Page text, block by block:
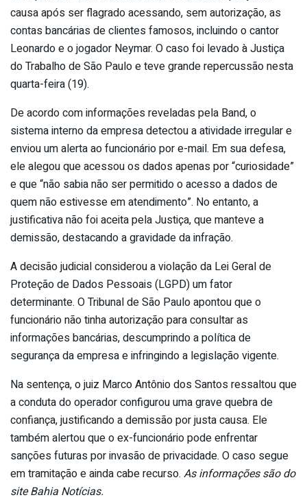
causa após ser flagrado acessando, sem autorização, as
contas bancárias de clientes famosos, incluindo o cantor
Leonardo e o jogador Neymar. O caso foi levado à Justiça
do Trabalho de São Paulo e teve grande repercussão nesta
quarta-feira (19).
De acordo com informações reveladas pela Band, o
sistema interno da empresa detectou a atividade irregular e
enviou um alerta ao funcionário por e-mail. Em sua defesa,
ele alegou que acessou os dados apenas por “curiosidade”
e que “não sabia não ser permitido o acesso a dados de
quem não estivesse em atendimento”. No entanto, a
justificativa não foi aceita pela Justiça, que manteve a
demissão, destacando a gravidade da infração.
A decisão judicial considerou a violação da Lei Geral de
Proteção de Dados Pessoais (LGPD) um fator
determinante. O Tribunal de São Paulo apontou que o
funcionário não tinha autorização para consultar as
informações bancárias, descumprindo a política de
segurança da empresa e infringindo a legislação vigente.
Na sentença, o juiz Marco Antônio dos Santos ressaltou que
a conduta do operador configurou uma grave quebra de
confiança, justificando a demissão por justa causa. Ele
também alertou que o ex-funcionário pode enfrentar
sanções futuras por invasão de privacidade. O caso segue
em tramitação e ainda cabe recurso. As informações são do
site Bahia Notícias.